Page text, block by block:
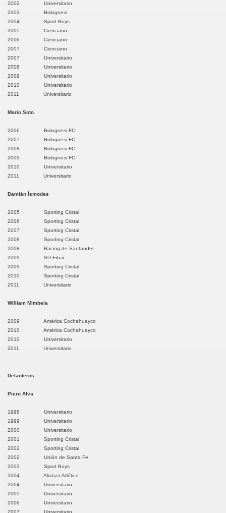
2002 Universitario
2003 Bolognesi
2004 Sport Boys
2005 Cienciano
2006 Cienciano
2007 Cienciano
2007 Universitario
2008 Universitario
2009 Universitario
2010 Universitario
2011 Universitario
Mario Soto
2006 Bolognesi FC
2007 Bolognesi FC
2008 Bolognesi FC
2009 Bolognesi FC
2010 Universitario
2011 Universitario
Damián Ísmodes
2005 Sporting Cristal
2006 Sporting Cristal
2007 Sporting Cristal
2008 Sporting Cristal
2008 Racing de Santander
2009 SD Eibar
2009 Sporting Cristal
2010 Sporting Cristal
2011 Universitario
William Mimbela
2009 América Cochahuayco
2010 América Cochahuayco
2010 Universitario
2011 Universitario
Delanteros
Piero Alva
1998 Universitario
1999 Universitario
2000 Universitario
2001 Sporting Cristal
2002 Sporting Cristal
2002 Unión de Santa Fe
2003 Sport Boys
2004 Alianza Atlético
2004 Universitario
2005 Universitario
2006 Universitario
2007 Universitario
Carrión
de Chuco